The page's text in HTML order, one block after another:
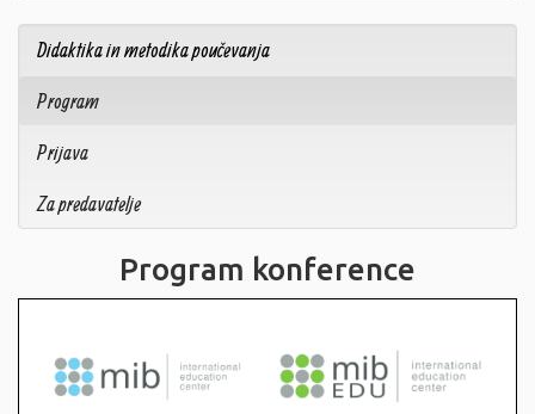
Didaktika in metodika poučevanja
Program
Prijava
Za predavatelje
Program konference